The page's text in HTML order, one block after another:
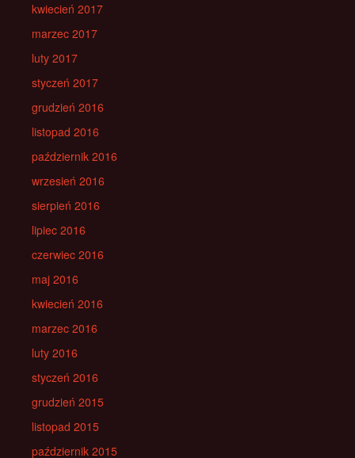
kwiecień 2017
marzec 2017
luty 2017
styczeń 2017
grudzień 2016
listopad 2016
październik 2016
wrzesień 2016
sierpień 2016
lipiec 2016
czerwiec 2016
maj 2016
kwiecień 2016
marzec 2016
luty 2016
styczeń 2016
grudzień 2015
listopad 2015
październik 2015